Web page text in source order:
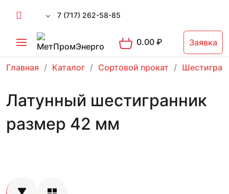
7 (717) 262-58-85
0.00₽ Заявка
Главная Каталог Сортовой прокат
Латунный шестигранник
размер 42 мм